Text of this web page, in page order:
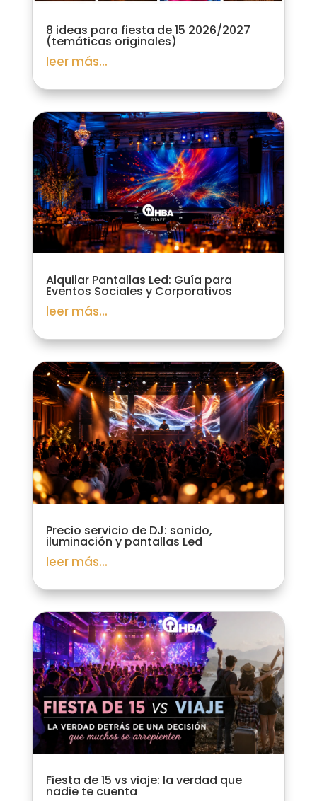
8 ideas para fiesta de 15 2026/2027
(temáticas originales)
leer más...
Alquilar Pantallas Led: Guía para
Eventos Sociales y Corporativos
leer más...
Precio servicio de DJ: sonido,
iluminación y pantallas Led
leer más...
Fiesta de 15 vs viaje: la verdad que
nadie te cuenta